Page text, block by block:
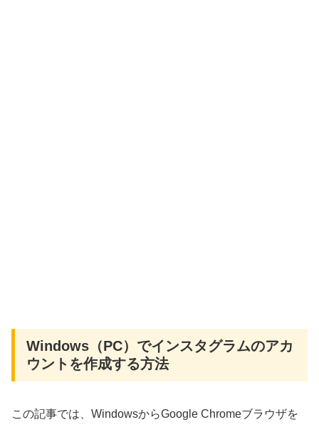
Windows（PC）でインスタグラムのアカ
ウントを作成する方法
この記事では、WindowsからGoogle Chromeブラウザを